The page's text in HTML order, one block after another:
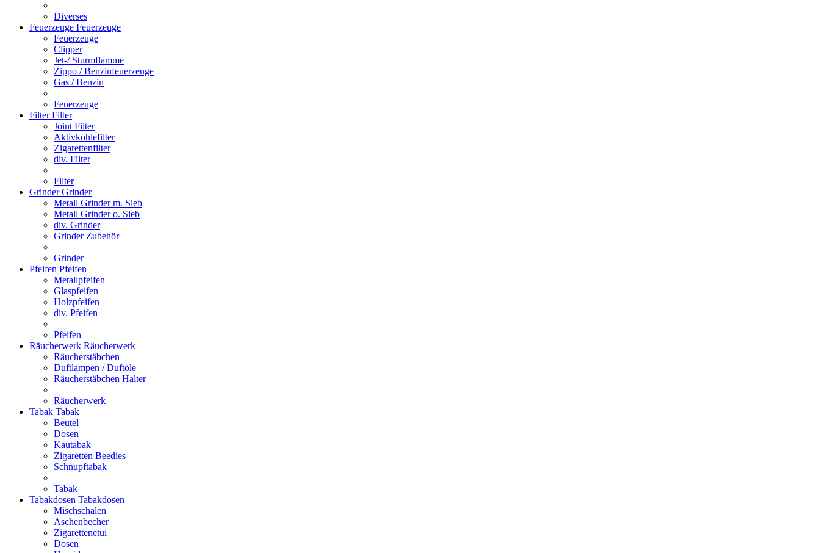
Diverses
Feuerzeuge Feuerzeuge
Feuerzeuge
Clipper
Jet-/ Sturmflamme
Zippo / Benzinfeuerzeuge
Gas / Benzin
Feuerzeuge
FilterFilter
Joint Filter
Aktivkohlefilter
Zigarettenfilter
div. Filter
Filter
GrinderGrinder
Metall Grinder m. Sieb
Metall Grinder o. Sieb
div. Grinder
Grinder Zubehör
Grinder
Pfeifen Pfeifen
Metallpfeifen
Glaspfeifen
Holzpfeifen
div. Pfeifen
Pfeifen
Räucherwerk Räucherwerk
Räucherstäbchen
Duftlampen / Duftöle
Räucherstäbchen Halter
Räucherwerk
Tabak Tabak
Beutel
Dosen
Kautabak
Zigaretten Beedies
Schnupftabak
Tabak
Tabakdosen Tabakdosen
Mischschalen
Aschenbecher
Zigarettenetui
Dosen